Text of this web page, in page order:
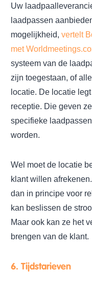
Uw
laadpassen
mogelijkheid, vertelt
met
systeem van de
zijn toegestaan, of
locatie. De locatie
receptie. Die geven
specifieke
worden.
Wel moet de locatie
klant willen
dan in principe voor
kan beslissen de
Maar ook kan ze het
brengen van de klant.
6. Tijdstarieven